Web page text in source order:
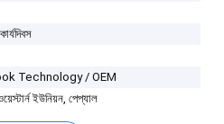
Technology / OEM
ইউনিয়ন, পেপ্যাল